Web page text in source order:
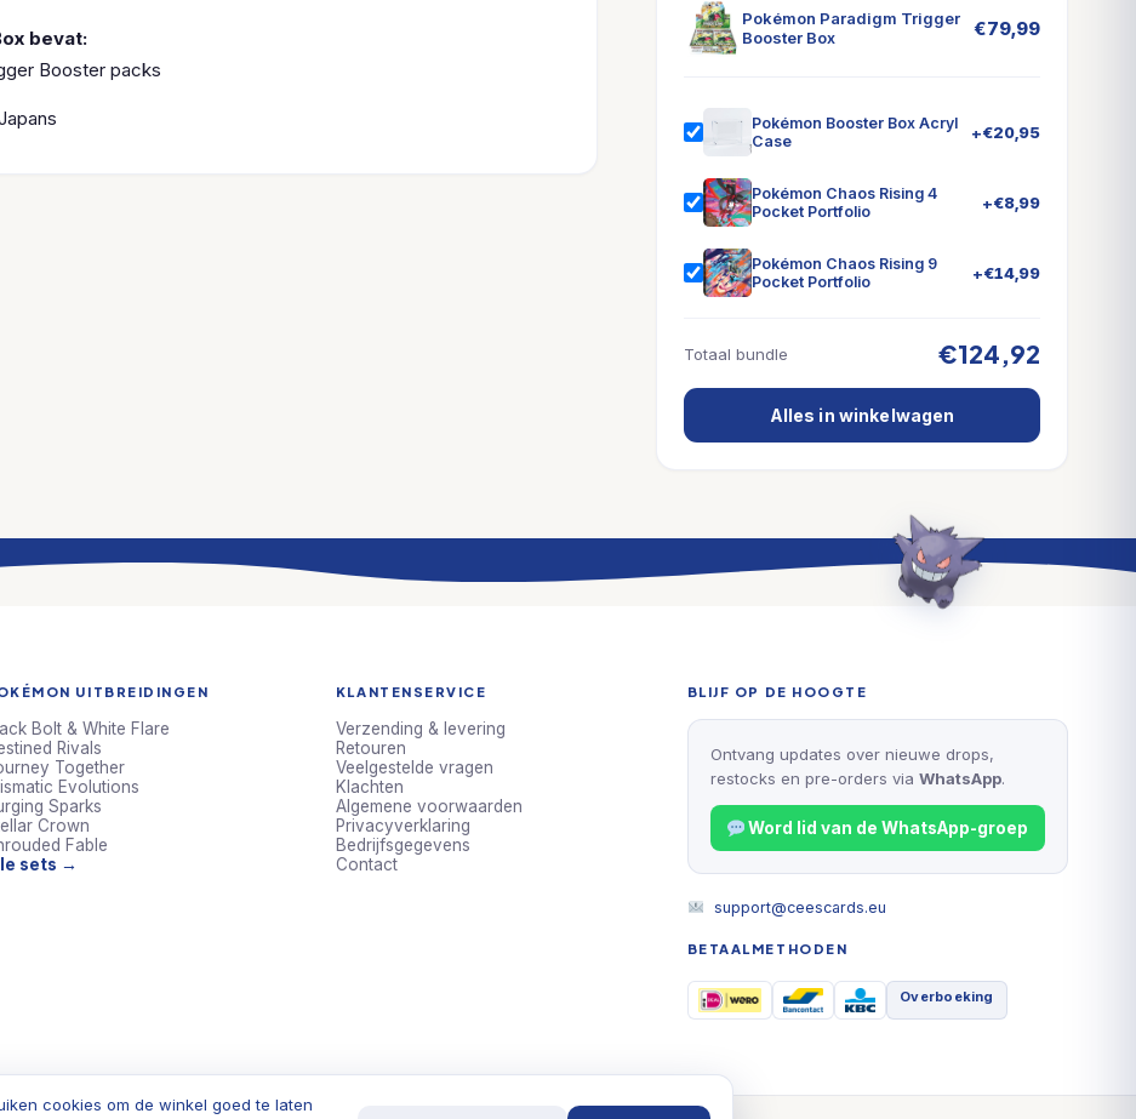
bevat:
Booster packs
Pokémon Paradigm Trigger
Booster Box
€79,99
Pokémon Booster Box Acryl
Case
+€20,95
Pokémon Chaos Rising 4
Pocket Portfolio
+€8,99
Pokémon Chaos Rising 9
Pocket Portfolio
+€14,99
Totaal bundle €124,92
Alles in winkelwagen
UITBREIDINGEN
Bolt & White Flare
Rivals
Together
Evolutions
Sparks
Crown
Fable
sets →
KLANTENSERVICE
Verzending & levering
Retouren
Veelgestelde vragen
Klachten
Algemene voorwaarden
Privacyverklaring
Bedrijfsgegevens
Contact
BLIJF OP DE HOOGTE
Ontvang updates over nieuwe drops,
restocks en pre-orders via WhatsApp.
Word lid van de WhatsApp-groep
support@ceescards.eu
BETAALMETHODEN
Overboeking
cookies om de winkel goed te laten